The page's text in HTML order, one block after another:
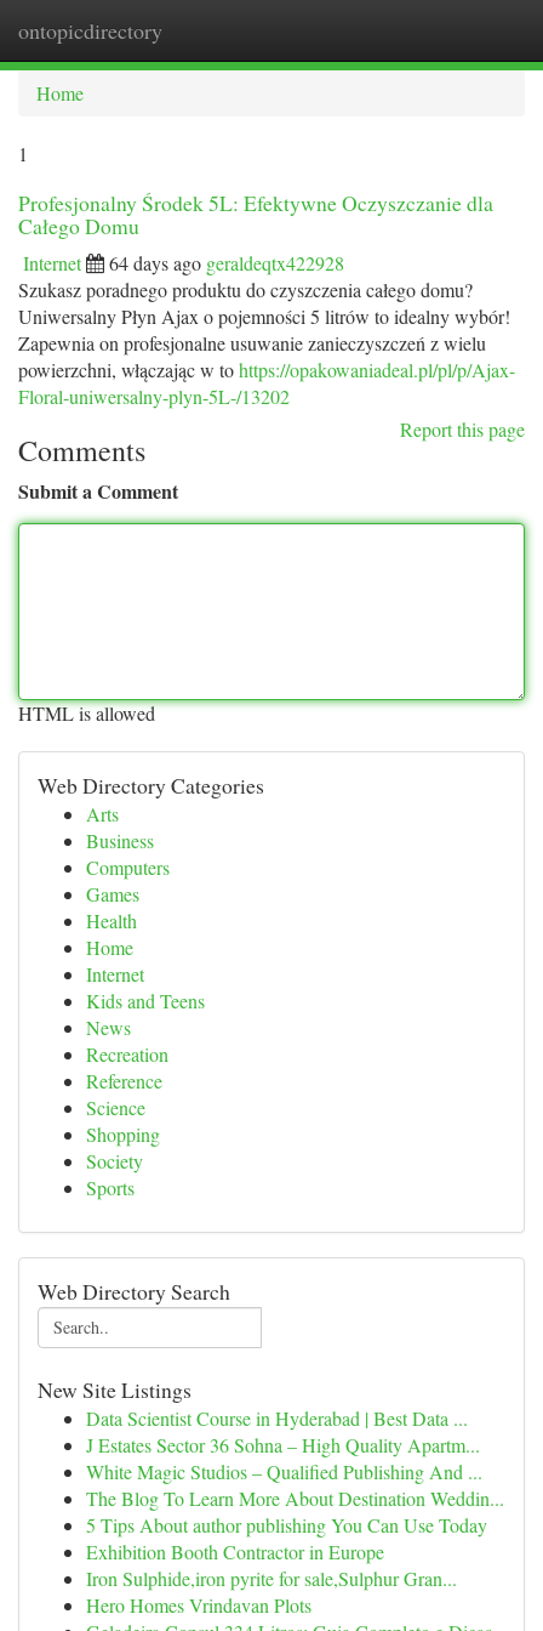
ontopicdirectory
Home
1
Profesjonalny Środek 5L: Efektywne Oczyszczanie dla
Całego Domu
Internet 64 days ago geraldeqtx422928
Szukasz poradnego produktu do czyszczenia całego domu?
Uniwersalny Płyn Ajax o pojemności 5 litrów to idealny wybór!
Zapewnia on profesjonalne usuwanie zanieczyszczeń z wielu
powierzchni, włączając w tohttps://opakowaniadeal.pl/pl/p/Ajax-
Floral-uniwersalny-plyn-5L-/13202
Report this page
Comments
Submit a Comment
HTML is allowed
Web Directory Categories
Arts
Business
Computers
Games
Health
Home
Internet
Kids and Teens
News
Recreation
Reference
Science
Shopping
Society
Sports
Web Directory Search
New Site Listings
Data Scientist Course in Hyderabad | Best Data ...
J Estates Sector 36 Sohna – High Quality Apartm...
White Magic Studios – Qualified Publishing And ...
The Blog To Learn More About Destination Weddin...
5 Tips About author publishing You Can Use Today
Exhibition Booth Contractor in Europe
Iron Sulphide,iron pyrite for sale,Sulphur Gran...
Hero Homes Vrindavan Plots